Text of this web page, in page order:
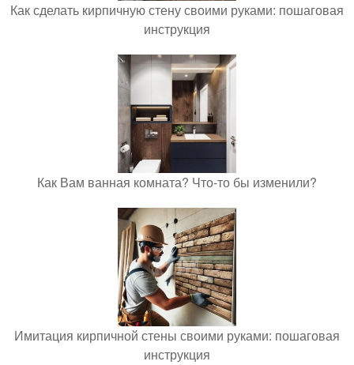
Как сделать кирпичную стену своими руками: пошаговая
инструкция
Как Вам ванная комната? Что-то бы изменили?
Имитация кирпичной стены своими руками: пошаговая
инструкция